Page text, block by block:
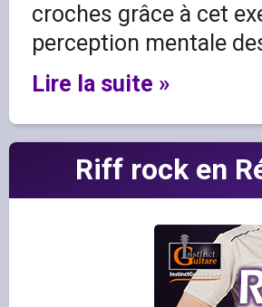
croches grâce à cet
perception mentale
Lire la suite »
Riff rock en